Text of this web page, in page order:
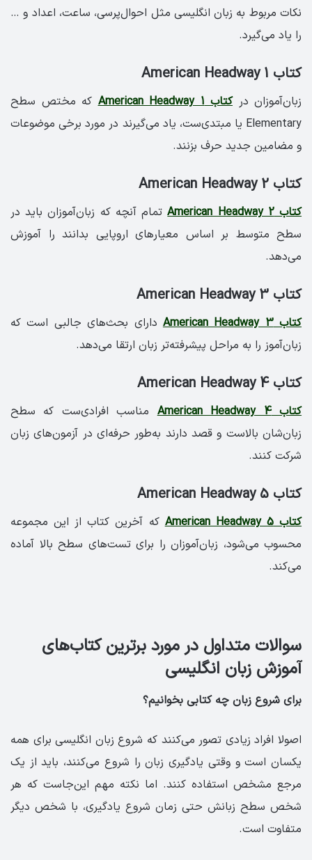
نکات مربوط به زبان انگلیسی مثل احوال‌پرسی، ساعت، اعداد و …
را یاد می‌گیرد.
کتاب American Headway 1
زبان‌آموزان درکتاب American Headway 1
که مختص سطح
Elementary یا مبتدی‌ست، یاد می‌گیرند در مورد برخی موضوعات
و مضامین جدید حرف بزنند.
کتاب American Headway 2
کتاب American Headway 2
تمام آنچه که زبان‌آموزان باید در
سطح متوسط بر اساس معیارهای اروپایی بدانند را آموزش
می‌دهد.
کتاب American Headway 3
کتاب American Headway 3
دارای بحث‌های جالبی است که
زبان‌آموز را به مراحل پیشرفته‌تر زبان ارتقا می‌دهد.
کتاب American Headway 4
کتاب American Headway 4
مناسب افرادی‌ست که سطح
زبان‌شان بالاست و قصد دارند به‌طور حرفه‌ای در آزمون‌های زبان
شرکت کنند.
کتاب American Headway 5
کتاب American Headway 5
که آخرین کتاب از این مجموعه
محسوب می‌شود، زبان‌آموزان را برای تست‌های سطح بالا آماده
می‌کند.
سوالات متداول در مورد برترین کتاب‌های
آموزش زبان انگلیسی
برای شروع زبان چه کتابی بخوانیم؟
اصولا افراد زیادی تصور می‌کنند که شروع زبان انگلیسی برای همه
یکسان است و وقتی یادگیری زبان را شروع می‌کنند، باید از یک
مرجع مشخص استفاده کنند. اما نکته مهم این‌جاست که هر
شخص سطح زبانش حتی زمان شروع یادگیری، با شخص دیگر
متفاوت است.